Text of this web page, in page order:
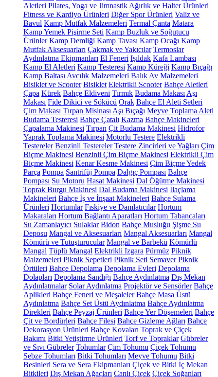
Aletleri Pilates, Yoga ve Jimnastik Ağırlık ve Halter Ürünleri
Fitness ve Kardiyo Ürünleri Diğer Spor Ürünleri Valiz ve
Bavul Kamp Mutfak Malzemeleri Termal Çanta Matara
Kamp Yemek Pişirme Seti Kamp Buzluk ve Soğutucu
Ürünler Kamp Demliği Kamp Tavası Kamp Ocağı Kamp
Mutfak Aksesuarları Çakmak ve Yakıcılar Termoslar
Aydınlatma Ekipmanları El Feneri Işıldak Kafa Lambası
Kamp El Aletleri Kamp Testeresi Kamp Küreği Kamp Bıçağı
Kamp Baltası Avcılık Malzemeleri Balık Av Malzemeleri
Bisiklet ve Scooter Bisiklet Elektrikli Scooter Bahçe Aletleri
Çapa Kürek Bahçe Eldiveni Tırmık Budama Makası Aşı
Makası Fide Dikici ve Sökücü Orak Bahçe El Aleti Setleri
Çim Makası Tırpan Misinası Aşı Bıçağı Meyve Toplama Aleti
Budama Testeresi Bahçe Çatalı Kazma Bahçe Makineleri
Çapalama Makinesi Tırpan Çit Budama Makinesi Hidrofor
Yaprak Toplama Makinesi Motorlu Testere Elektrikli
Testereler Benzinli Testereler Testere Zincirleri ve Yağları Çim
Biçme Makinesi Benzinli Çim Biçme Makinesi Elektrikli Çim
Biçme Makinesi Kenar Kesme Makinesi Çim Biçme Yedek
Parça Pompa Santrifüj Pompa Dalgıç Pompası Bahçe
Pompası Su Motoru Hasat Makinesi Dal Öğütme Makinesi
Toprak Burgu Makinesi Dal Budama Makinesi İlaçlama
Makineleri Bahçe İş ve İnşaat Makineleri Bahçe Sulama
Ürünleri Hortumlar Fıskiye ve Damlatıcılar Hortum
Makaraları Hortum Bağlantı Aparatları Hortum Tabancaları
Su Zamanlayıcı Sulaklar Bidon Bahçe Musluğu Şişme Su
Deposu Mangal ve Aksesuarları Mangal Aksesuarları Mangal
Kömürü ve Tutuşturucular Mangal ve Barbekü Kömürlü
Mangal Tüplü Mangal Elektrikli Izgara Pürmüz Piknik
Malzemeleri Piknik Sepetleri Piknik Seti Semaver Piknik
Örtüleri Bahçe Depolama Depolama Evleri Depolama
Dolapları Depolama Sandığı Bahçe Aydınlatma Dış Mekan
Aydınlatmalar Solar Aydınlatma Projektör ve Sensörler Bahçe
Aplikleri Bahçe Feneri ve Meşaleler Bahçe Masa Üstü
Aydınlatma Bahçe Set Üstü Aydınlatma Bahçe Aydınlatma
Direkleri Bahçe Peyzaj Ürünleri Bahçe Yer Döşemeleri Bahçe
Çit ve Bordürleri Bahçe Filesi Bahçe Gizleme Ağları Bahçe
Dekorasyon Ürünleri Bahçe Kovaları Toprak ve Çiçek
Bakımı Bitki Yetiştirme Ürünleri Torf ve Topraklar Gübreler
ve Sıvı Gübreler Tohumlar Çim Tohumu Çiçek Tohumu
Sebze Tohumları Bitki Tohumları Meyve Tohumu Bitki
Besinleri Sera ve Sera Ekipmanları Çiçek ve Bitki İç Mekan
Bitkileri Dış Mekan Ağaçları Canlı Çiçek Çiçek Soğanları